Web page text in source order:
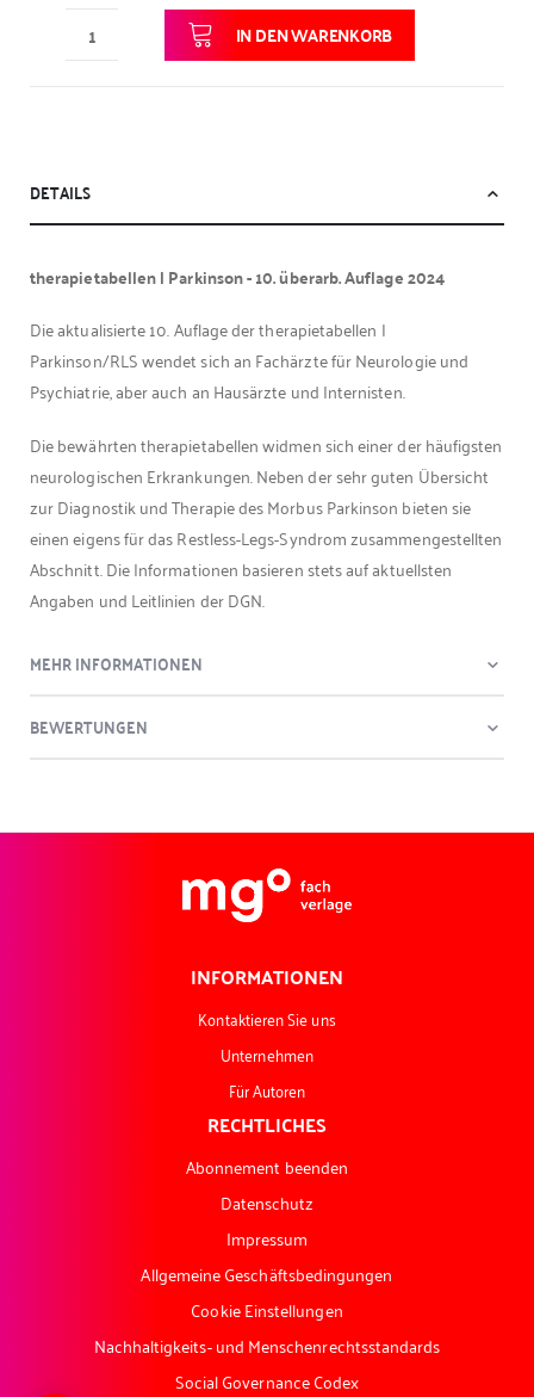
IN DEN WARENKORB
DETAILS
therapietabellen | Parkinson - 10. überarb. Auflage 2024
Die aktualisierte 10. Auflage der therapietabellen |
Parkinson/RLS wendet sich an Fachärzte für Neurologie und
Psychiatrie, aber auch an Hausärzte und Internisten.
Die bewährten therapietabellen widmen sich einer der häufigsten
neurologischen Erkrankungen. Neben der sehr guten Übersicht
zur Diagnostik und Therapie des Morbus Parkinson bieten sie
einen eigens für das Restless-Legs-Syndrom zusammengestellten
Abschnitt. Die Informationen basieren stets auf aktuellsten
Angaben und Leitlinien der DGN.
MEHR INFORMATIONEN
BEWERTUNGEN
INFORMATIONEN
Kontaktieren Sie uns
Unternehmen
Für Autoren
RECHTLICHES
Abonnement beenden
Datenschutz
Impressum
Allgemeine Geschäftsbedingungen
Cookie Einstellungen
Nachhaltigkeits- und Menschenrechtsstandards
Social Governance Codex